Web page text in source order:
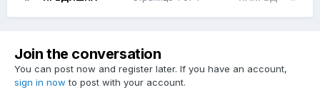
Join the conversation
You can post now and register later. If you have an account,
sign in now to post with your account.